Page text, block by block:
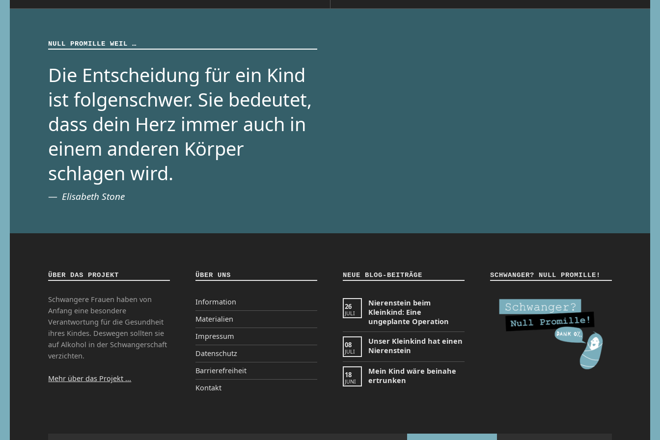
NULL PROMILLE WEIL …
Die Entscheidung für ein Kind
ist folgenschwer. Sie bedeutet,
dass dein Herz immer auch in
einem anderen Körper
schlagen wird.
Elisabeth Stone
ÜBER DAS PROJEKT
Schwangere Frauen haben von
Anfang eine besondere
Verantwortung für die Gesundheit
ihres Kindes. Deswegen sollten sie
auf Alkohol in der Schwangerschaft
verzichten.
Mehr über das Projekt ...
ÜBER UNS
Information
Materialien
Impressum
Datenschutz
Barrierefreiheit
Kontakt
NEUE BLOG-BEITRÄGE
26
JULI
Nierenstein beim
Kleinkind: Eine
ungeplante Operation
08
JULI
Unser Kleinkind hat einen
Nierenstein
18
JUNI
Mein Kind wäre beinahe
ertrunken
SCHWANGER? NULL PROMILLE!
Back to top ↑